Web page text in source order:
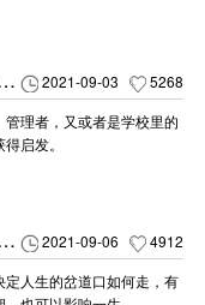
2021-09-03 5268
规划业务增长229%的底层逻辑！
理者，又或者是学校里的
启发。
2021-09-06 4912
地的高考志愿规划师？
定人生的岔道口如何走，有